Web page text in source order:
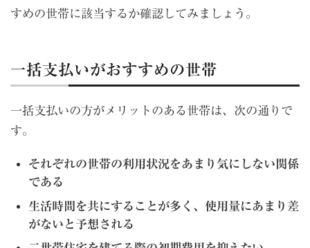
すめの世帯に該当するか確認してみましょう。
一括支払いがおすすめの世帯
一括支払いの方がメリットのある世帯は、次の通りで
す。
それぞれの世帯の利用状況をあまり気にしない関係
である
生活時間を共にすることが多く、使用量にあまり差
がないと予想される